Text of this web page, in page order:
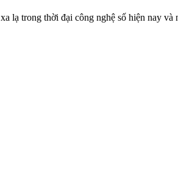
lạ trong thời đại công nghệ số hiện nay